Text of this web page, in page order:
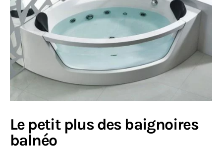
Le petit plus des baignoires
balnéo